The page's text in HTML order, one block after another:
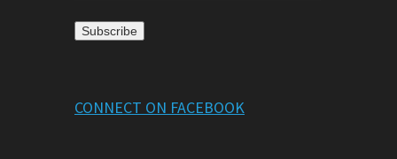
CONNECT ON FACEBOOK